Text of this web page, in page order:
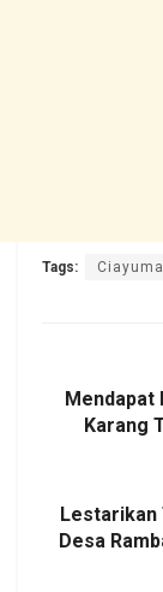
Tags:
Mendapat
Karang
Lestarikan
Desa